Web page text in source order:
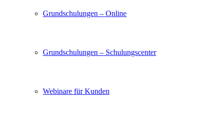
Grundschulungen – Online
Grundschulungen – Schulungscenter
Webinare für Kunden